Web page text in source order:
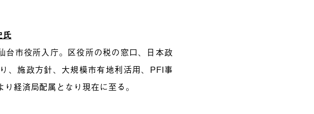
市役所入庁。区役所の税の窓口、日本政
、施政方針、大規模市有地利活用、PFI事
経済局配属となり現在に至る。